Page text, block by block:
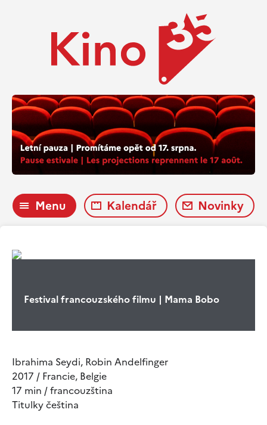
Menu Kalendář Novinky
Festival francouzského filmu | Mama Bobo
Ibrahima Seydi, Robin Andelfinger
2017 / Francie, Belgie
17 min / francouzština
Titulky čeština